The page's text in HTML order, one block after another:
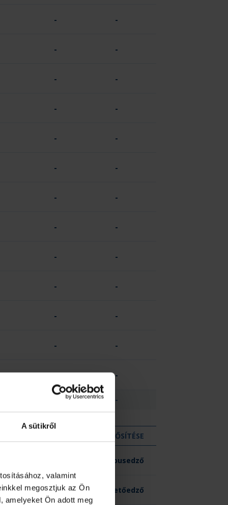
A sütikről
valamint
megosztjuk az Ön
amelyeket Ön adott meg
- -
- -
- -
- -
- -
- -
- -
- -
- -
- -
- -
- -
- -
-
MINŐSÍTÉSE
Kapusedző
- Vezetőedző